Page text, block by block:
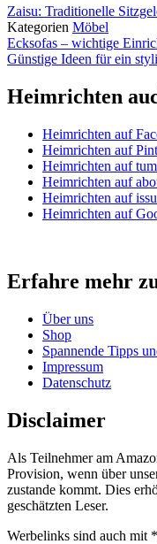
Zaisu: Traditionelle
Kategorien Möbel
Ecksofas – wichtige
Günstige Ideen für ein
Heimrichten
Heimrichten auf
Heimrichten auf
Heimrichten auf
Heimrichten auf
Heimrichten auf
Heimrichten auf
Erfahre mehr
Über uns
Shop
Spannende Tipps
Impressum
Datenschutz
Disclaimer
Als Teilnehmer am
Provision, wenn über
zustande kommt. Dies
geschätzten Leser.
Werbelinks sind auch mit